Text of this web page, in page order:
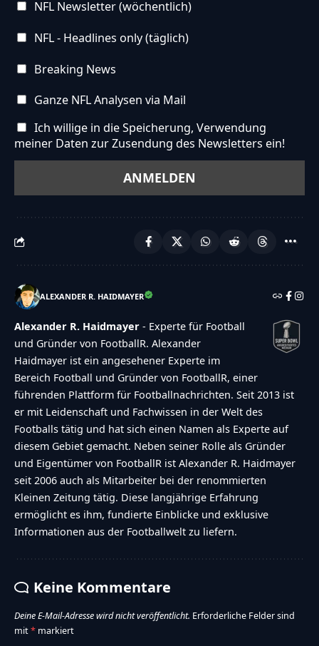
NFL Newsletter (wöchentlich)
NFL - Headlines only (täglich)
Breaking News
Ganze NFL Analysen via Mail
Ich willige in die Speicherung, Verwendung
meiner Daten zur Zusendung des Newsletters ein!
ALEXANDER R. HAIDMAYER
Alexander R. Haidmayer - Experte für Football
und Gründer von FootballR. Alexander
Haidmayer ist ein angesehener Experte im
Bereich Football und Gründer von FootballR, einer
führenden Plattform für Footballnachrichten. Seit 2013 ist
er mit Leidenschaft und Fachwissen in der Welt des
Footballs tätig und hat sich einen Namen als Experte auf
diesem Gebiet gemacht. Neben seiner Rolle als Gründer
und Eigentümer von FootballR ist Alexander R. Haidmayer
seit 2006 auch als Mitarbeiter bei der renommierten
Kleinen Zeitung tätig. Diese langjährige Erfahrung
ermöglicht es ihm, fundierte Einblicke und exklusive
Informationen aus der Footballwelt zu liefern.
Keine Kommentare
Deine E-Mail-Adresse wird nicht veröffentlicht. Erforderliche Felder sind
mit* markiert